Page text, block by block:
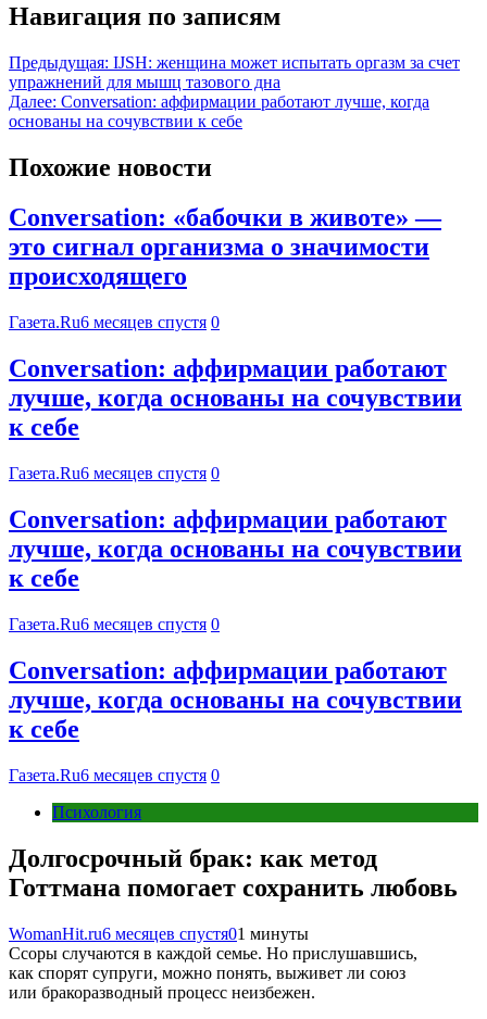
Навигация по записям
Предыдущая: IJSH: женщина может испытать оргазм за счет
упражнений для мышц тазового дна
Далее: Conversation: аффирмации работают лучше, когда
основаны на сочувствии к себе
Похожие новости
Conversation: «бабочки в животе» —
это сигнал организма о значимости
происходящего
Газета.Ru6 месяцев спустя 0
Conversation: аффирмации работают
лучше, когда основаны на сочувствии
к себе
Газета.Ru6 месяцев спустя 0
Conversation: аффирмации работают
лучше, когда основаны на сочувствии
к себе
Газета.Ru6 месяцев спустя 0
Conversation: аффирмации работают
лучше, когда основаны на сочувствии
к себе
Газета.Ru6 месяцев спустя 0
Психология
Долгосрочный брак: как метод
Готтмана помогает сохранить любовь
WomanHit.ru6 месяцев спустя01 минуты
Ссоры случаются в каждой семье. Но прислушавшись,
как спорят супруги, можно понять, выживет ли союз
или бракоразводный процесс неизбежен.